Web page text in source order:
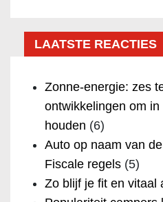
LAATSTE REACTIES
Zonne-energie: zes
ontwikkelingen om
houden (6)
Auto op naam van
Fiscale regels (5)
Zo blijf je fit en vitaal